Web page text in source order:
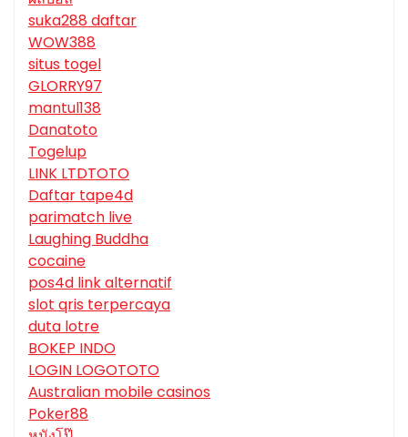
suka288 daftar
WOW388
situs togel
GLORRY97
mantul138
Danatoto
Togelup
LINK LTDTOTO
Daftar tape4d
parimatch live
Laughing Buddha
cocaine
pos4d link alternatif
slot qris terpercaya
duta lotre
BOKEP INDO
LOGIN LOGOTOTO
Australian mobile casinos
Poker88